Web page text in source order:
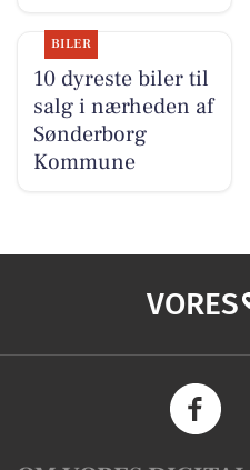
BILER
10 dyreste biler til
salg i nærheden af
Sønderborg
Kommune
VORES